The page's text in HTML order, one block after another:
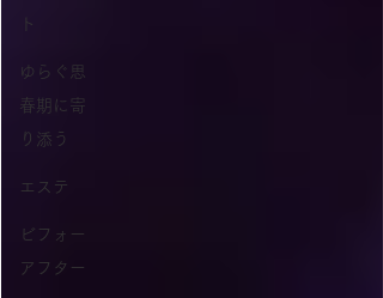
ト
ゆらぐ思
春期に寄
り添う
エステ
ビフォー
アフター